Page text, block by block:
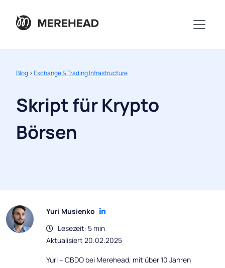
Blog >Exchange & Trading Infrastructure
Skript für Krypto
Börsen
Yuri Musienko
Lesezeit: 5 min
Aktualisiert 20.02.2025
Yuri – CBDO bei Merehead, mit über 10 Jahren